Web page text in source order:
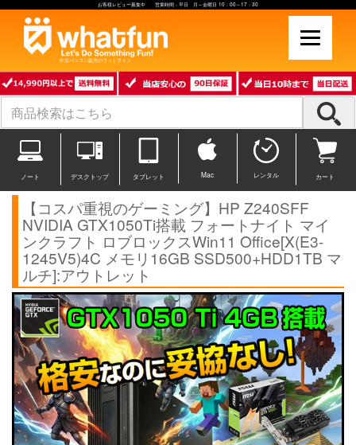
お客様レビュー募集中 営業時間：平日 月～金曜日 10：00～17：30
中古パソコン販売のワットファン
ノート デスクトップ タブレット Mac レンタル カート
【コスパ重視のゲーミング】HP Z240SFF
NVIDIA GTX1050Ti搭載 フォートナイト マイ
ンクラフト ロブロックスWin11 Office[X(E3-
1245V5)4C メモリ16GB SSD500+HDD1TB マ
ルチ]:アウトレット